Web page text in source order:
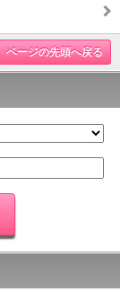
ページの先頭へ戻る